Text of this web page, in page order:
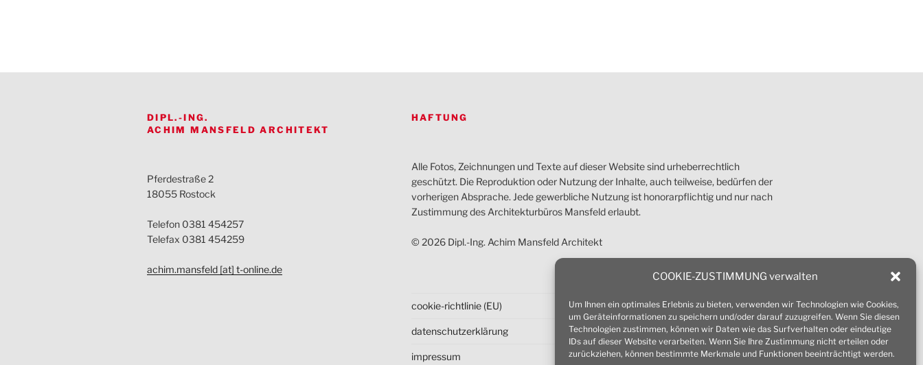
COOKIE-ZUSTIMMUNG verwalten
Um Ihnen ein optimales Erlebnis zu bieten, verwenden wir Technologien wie Cookies,
um Geräteinformationen zu speichern und/oder darauf zuzugreifen. Wenn Sie diesen
Technologien zustimmen, können wir Daten wie das Surfverhalten oder eindeutige
IDs auf dieser Website verarbeiten. Wenn Sie Ihre Zustimmung nicht erteilen oder
zurückziehen, können bestimmte Merkmale und Funktionen beeinträchtigt werden.
DIPL.-ING.
ACHIM MANSFELD ARCHITEKT
Pferdestraße 2
18055 Rostock
Telefon 0381 454257
Telefax 0381 454259
achim.mansfeld [at] t-online.de
HAFTUNG
Alle Fotos, Zeichnungen und Texte auf dieser Website sind urheberrechtlich
geschützt. Die Reproduktion oder Nutzung der Inhalte, auch teilweise, bedürfen der
vorherigen Absprache. Jede gewerbliche Nutzung ist honorarpflichtig und nur nach
Zustimmung des Architekturbüros Mansfeld erlaubt.
© 2026 Dipl.-Ing. Achim Mansfeld Architekt
cookie-richtlinie (EU)
datenschutz­erklärung
impressum